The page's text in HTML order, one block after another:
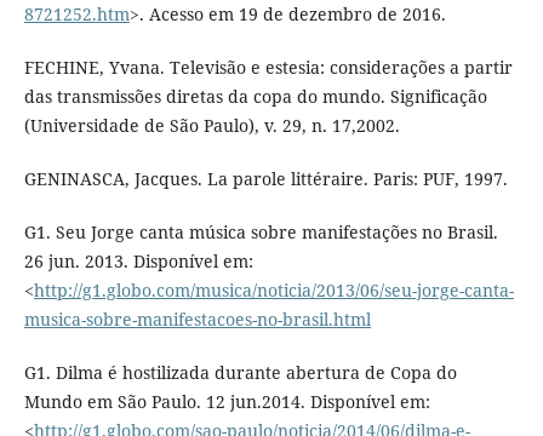
8721252.htm>. Acesso em 19 de dezembro de 2016.
FECHINE, Yvana. Televisão e estesia: considerações a partir
das transmissões diretas da copa do mundo. Significação
(Universidade de São Paulo), v. 29, n. 17,2002.
GENINASCA, Jacques. La parole littéraire. Paris: PUF, 1997.
G1. Seu Jorge canta música sobre manifestações no Brasil.
26 jun. 2013. Disponível em:
<http://g1.globo.com/musica/noticia/2013/06/seu-jorge-canta-
musica-sobre-manifestacoes-no-brasil.html
G1. Dilma é hostilizada durante abertura de Copa do
Mundo em São Paulo. 12 jun.2014. Disponível em:
<http://g1.globo.com/sao-paulo/noticia/2014/06/dilma-e-